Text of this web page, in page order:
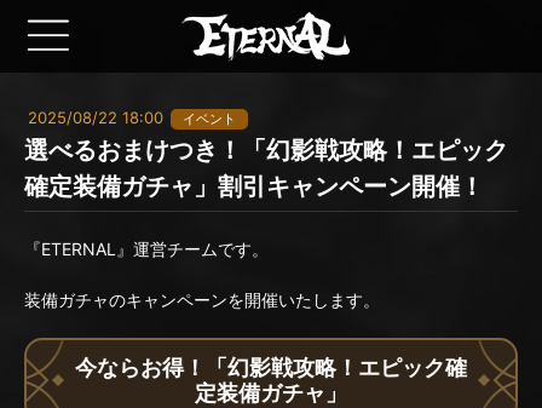
2025/08/22 18:00 イベント
選べるおまけつき！「幻影戦攻略！エピック
確定装備ガチャ」割引キャンペーン開催！
『ETERNAL』運営チームです。
装備ガチャのキャンペーンを開催いたします。
今ならお得！「幻影戦攻略！エピック確
定装備ガチャ」